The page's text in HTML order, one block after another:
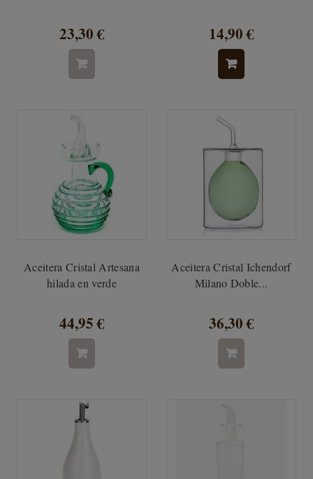
23,30 € 14,90 €
Aceitera Cristal Artesana
hilada en verde
44,95 €
Aceitera Cristal Ichendorf
Milano Doble...
36,30 €